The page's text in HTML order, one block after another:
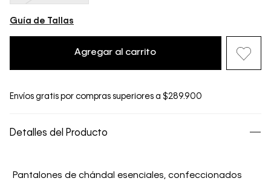
Guía de Tallas
Agregar al carrito
Envíos gratis por compras superiores a $289.900
Detalles del Producto
Pantalones de chándal esenciales, confeccionados